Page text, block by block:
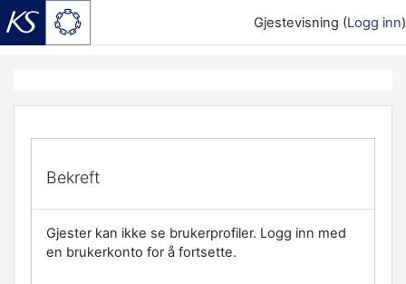
Gjestevisning (Logg inn)
Bekreft
Gjester kan ikke se brukerprofiler. Logg inn med
en brukerkonto for å fortsette.